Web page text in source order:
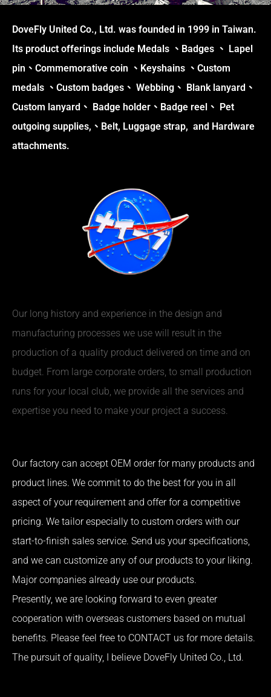
DoveFly United Co., Ltd. was founded in 1999 in Taiwan.
Its product offerings include Medals 、Badges 、 Lapel
pin、Commemorative coin 、Keyshains 、Custom
medals 、Custom badges、 Webbing、 Blank lanyard、
Custom lanyard、 Badge holder、Badge reel、 Pet
outgoing supplies,、Belt, Luggage strap, and Hardware
attachments.
Our long history and experience in the design and
manufacturing processes we use will result in the
production of a quality product delivered on time and on
budget. From large corporate orders, to small production
runs for your local club, we provide all the services and
expertise you need to make your project a success.
Our factory can accept OEM order for many products and
product lines. We commit to do the best for you in all
aspect of your requirement and offer for a competitive
pricing. We tailor especially to custom orders with our
start-to-finish sales service. Send us your specifications,
and we can customize any of our products to your liking.
Major companies already use our products.
Presently, we are looking forward to even greater
cooperation with overseas customers based on mutual
benefits. Please feel free to CONTACT us for more details.
The pursuit of quality, I believe DoveFly United Co., Ltd.